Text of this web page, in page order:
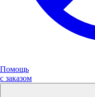
Помощь
с заказом